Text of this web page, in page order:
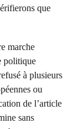
que
marche
politique
à plusieurs
ou
de l’article
sans